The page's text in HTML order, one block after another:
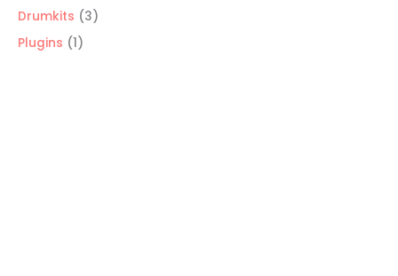
Drumkits 33
Plugins 11